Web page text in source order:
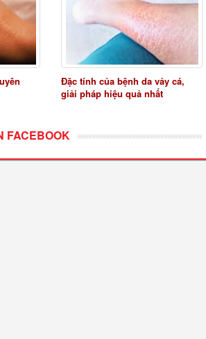
Đặc tính của bệnh da vảy cá,
giải pháp hiệu quả nhất
FACEBOOK